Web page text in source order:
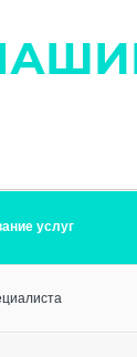
услуг